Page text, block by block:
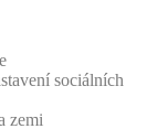
sociálních
zemi